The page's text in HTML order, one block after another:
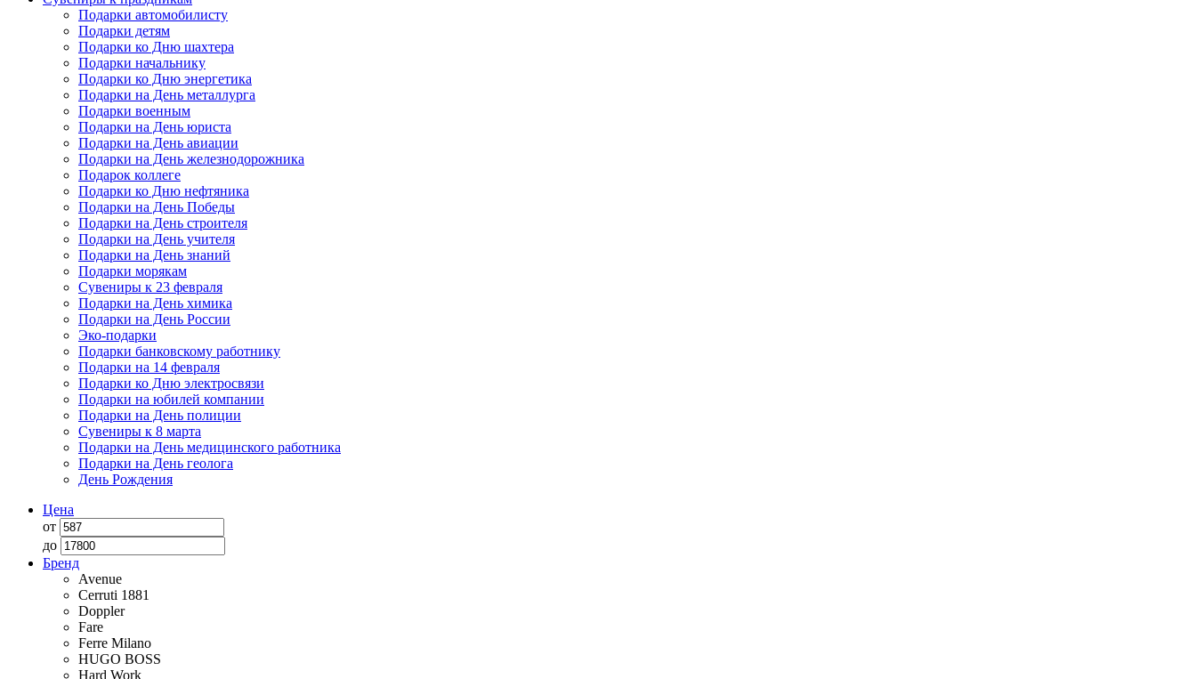
Подарки автомобилисту
Подарки детям
Подарки ко Дню шахтера
Подарки начальнику
Подарки ко Дню энергетика
Подарки на День металлурга
Подарки военным
Подарки на День юриста
Подарки на День авиации
Подарки на День железнодорожника
Подарок коллеге
Подарки ко Дню нефтяника
Подарки на День Победы
Подарки на День строителя
Подарки на День учителя
Подарки на День знаний
Подарки морякам
Сувениры к 23 февраля
Подарки на День химика
Подарки на День России
Эко-подарки
Подарки банковскому работнику
Подарки на 14 февраля
Подарки ко Дню электросвязи
Подарки на юбилей компании
Подарки на День полиции
Сувениры к 8 марта
Подарки на День медицинского работника
Подарки на День геолога
День Рождения
Цена
от
до
Бренд
Avenue
Cerruti 1881
Doppler
Fare
Ferre Milano
HUGO BOSS
Hard Work